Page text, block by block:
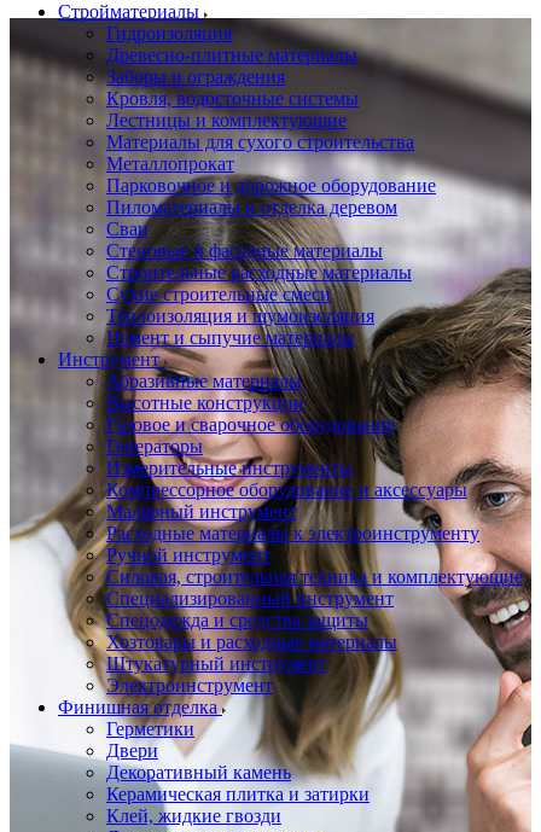
Стройматериалы
Гидроизоляция
Древесно-плитные материалы
Заборы и ограждения
Кровля, водосточные системы
Лестницы и комплектующие
Материалы для сухого строительства
Металлопрокат
Парковочное и дорожное оборудование
Пиломатериалы и отделка деревом
Сваи
Стеновые и фасадные материалы
Строительные расходные материалы
Сухие строительные смеси
Теплоизоляция и шумоизоляция
Цемент и сыпучие материалы
Инструмент
Абразивные материалы
Высотные конструкции
Газовое и сварочное оборудование
Генераторы
Измерительные инструменты
Компрессорное оборудование и аксессуары
Малярный инструмент
Расходные материалы к электроинструменту
Ручной инструмент
Силовая, строительная техника и комплектующие
Специализированный инструмент
Спецодежда и средства защиты
Хозтовары и расходные материалы
Штукатурный инструмент
Электроинструмент
Финишная отделка
Герметики
Двери
Декоративный камень
Керамическая плитка и затирки
Клей, жидкие гвозди